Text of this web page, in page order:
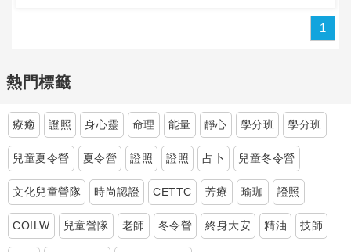
1
熱門標籤
療癒 證照 身心靈 命理 能量 靜心 學分班 學分班
兒童夏令營 夏令營 證照 證照 占卜 兒童冬令營
文化兒童營隊 時尚認證 CETTC 芳療 瑜珈 證照
COILW 兒童營隊 老師 冬令營 終身大安 精油 技師